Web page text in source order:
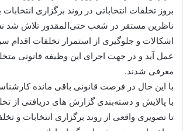
بروز تخلفات انتخاباتی در روند برگزاری
ناظرین مستقر در شعب حتی‌المقدور تلاش شد
اشکالات و جلوگیری از استمرار تخلفات اقدام
عمل آید و در جهت اجرای این وظیفه قانونی
معرفی شدند.
با این حال در فرصت قانونی باقی مانده
با پالایش و دسته‌بندی گزارش های دریافتی از
تا تصویری واقعی از روند برگزاری انتخابات و